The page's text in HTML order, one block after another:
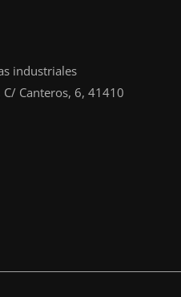
industriales
Canteros, 6, 41410